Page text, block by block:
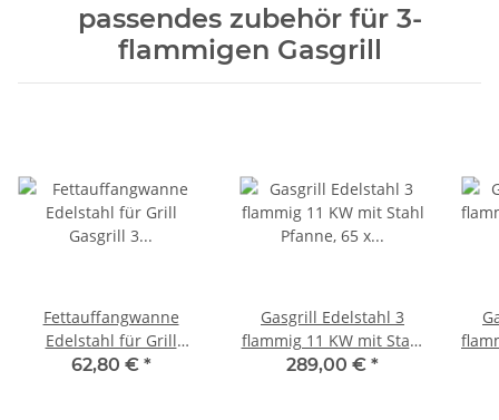
passendes zubehör für 3-
flammigen Gasgrill
Fettauffangwanne
Edelstahl für Grill
Gasgrill 3 flammig
62,80 € *
Gasgrill Edelstahl 3
flammig 11 KW mit Stahl
Pfanne, 65 x 53 x 27 cm
289,00 € *